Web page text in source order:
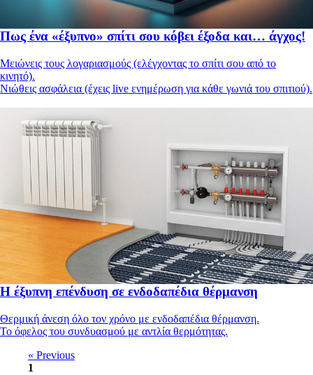
Πως ένα «έξυπνο» σπίτι σου κόβει έξοδα και… άγχος!
Μειώνεις τους λογαριασμούς (ελέγχοντας το σπίτι σου από το
κινητό).
Νιώθεις ασφάλεια (έχεις live ενημέρωση για κάθε γωνιά του σπιτιού).
Η έξυπνη επένδυση σε ενδοδαπέδια θέρμανση
Θερμική άνεση όλο τον χρόνο με ενδοδαπέδια θέρμανση.
Το όφελος του συνδυασμού με αντλία θερμότητας.
« Previous
1